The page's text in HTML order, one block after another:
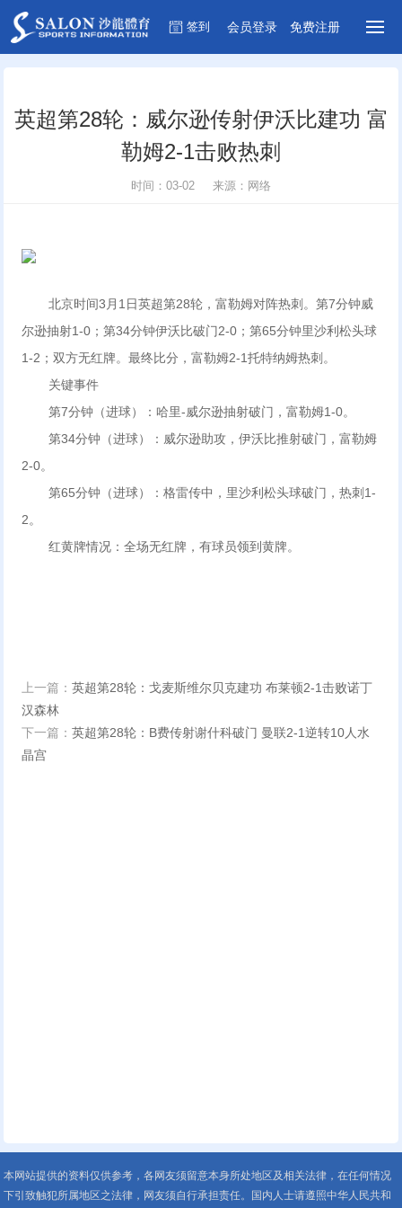
签到 会员登录 免费注册
英超第28轮：威尔逊传射伊沃比建功 富
勒姆2-1击败热刺
时间：03-02 来源：网络
北京时间3月1日英超第28轮，富勒姆对阵热刺。第7分钟威
尔逊抽射1-0；第34分钟伊沃比破门2-0；第65分钟里沙利松头球
1-2；双方无红牌。最终比分，富勒姆2-1托特纳姆热刺。
关键事件
第7分钟（进球）：哈里-威尔逊抽射破门，富勒姆1-0。
第34分钟（进球）：威尔逊助攻，伊沃比推射破门，富勒姆
2-0。
第65分钟（进球）：格雷传中，里沙利松头球破门，热刺1-
2。
红黄牌情况：全场无红牌，有球员领到黄牌。
上一篇：英超第28轮：戈麦斯维尔贝克建功 布莱顿2-1击败诺丁
汉森林
下一篇：英超第28轮：B费传射谢什科破门 曼联2-1逆转10人水
晶宫
本网站提供的资料仅供参考，各网友须留意本身所处地区及相关法律，在任何情况
下引致触犯所属地区之法律，网友须自行承担责任。国内人士请遵照中华人民共和